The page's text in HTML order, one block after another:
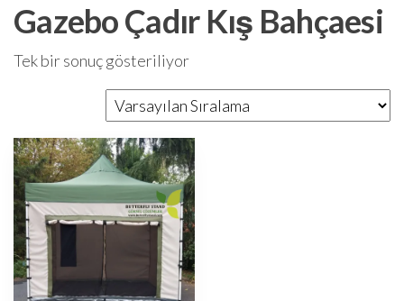
Gazebo Çadır Kış Bahçaesi
Tek bir sonuç gösteriliyor